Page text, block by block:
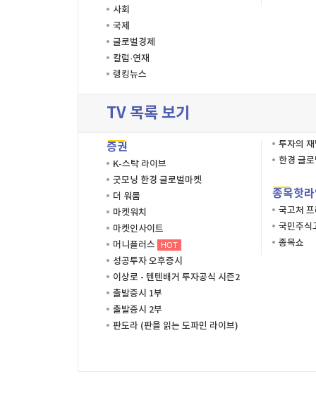
사회
국제
글로벌경제
칼럼·연재
랭킹뉴스
TV 목록 보기
증권
K-스탁 라이브
굿모닝 한경 글로벌마켓
더 워룸
마켓워치
마켓인사이트
머니플러스
HOT
성공투자 오후증시
이상로 - 텐텐배거 투자공식 시즌2
출발증시 1부
출발증시 2부
판도라 (판을 읽는 도파민 라이브)
투자의
한경 글
종목핫
국고처
국민주식
종목쇼